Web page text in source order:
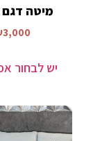
מיטה דגם
3,000
יש לבחור